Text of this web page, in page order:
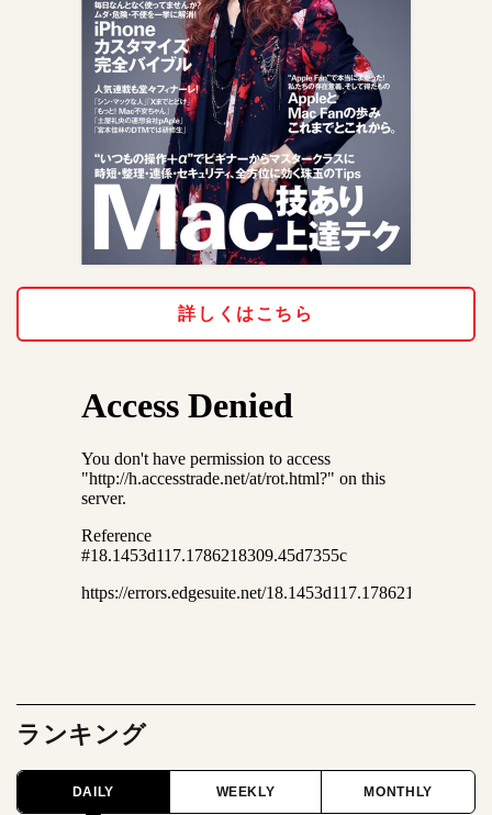
詳しくはこちら
ランキング
DAILY WEEKLY MONTHLY